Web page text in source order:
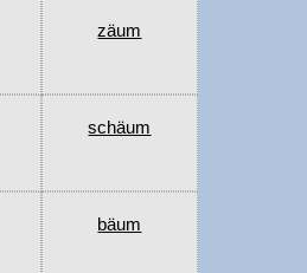
zäum
schäum
bäum